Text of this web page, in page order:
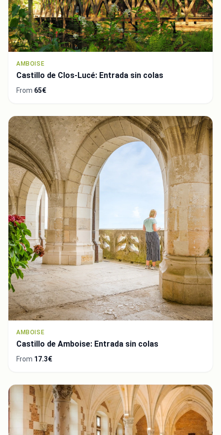
AMBOISE
Castillo de Clos-Lucé: Entrada sin colas
From 65€
AMBOISE
Castillo de Amboise: Entrada sin colas
From 17.3€